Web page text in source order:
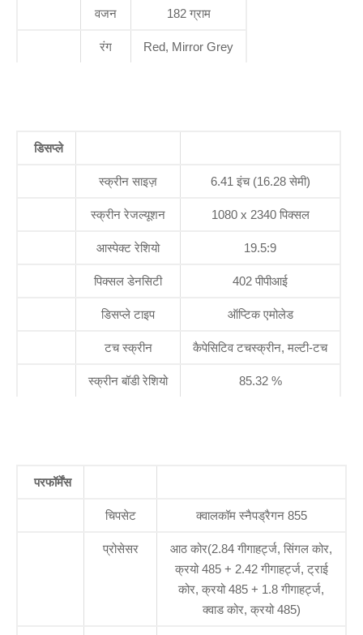
वजन 182 ग्राम
रंग Red, Mirror Grey
डिसप्ले
स्क्रीन साइज़ 6.41 इंच (16.28 सेमी)
स्क्रीन रेजल्यूशन 1080 x 2340 पिक्सल
आस्पेक्ट रेशियो 19.5:9
पिक्सल डेनसिटी 402 पीपीआई
डिसप्ले टाइप ऑप्टिक एमोलेड
टच स्क्रीन कैपेसिटिव टचस्क्रीन, मल्टी-टच
स्क्रीन बॉडी रेशियो 85.32 %
परफॉर्मेंस
चिपसेट क्वालकॉम स्नैपड्रैगन 855
प्रोसेसर
आठ कोर(2.84 गीगाहर्ट्ज, सिंगल कोर,
क्रयो 485 + 2.42 गीगाहर्ट्ज, ट्राई
कोर, क्रयो 485 + 1.8 गीगाहर्ट्ज,
क्वाड कोर, क्रयो 485)